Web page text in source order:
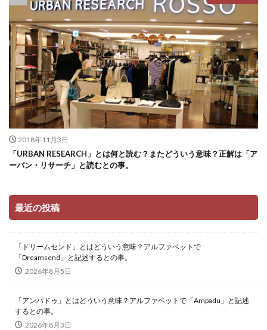
2018年11月3日
「URBAN RESEARCH」とは何と読む？またどういう意味？正解は「ア
ーバン・リサーチ」と読むとの事。
最近の投稿
「ドリームセンド」とはどういう意味？アルファベットで
「Dreamsend」と記述するとの事。
2026年8月5日
「アンパドゥ」とはどういう意味？アルファベットで「Ampadu」と記述
するとの事。
2026年8月3日